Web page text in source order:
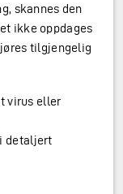
skannes den
ikke oppdages
tilgjengelig
virus eller
detaljert